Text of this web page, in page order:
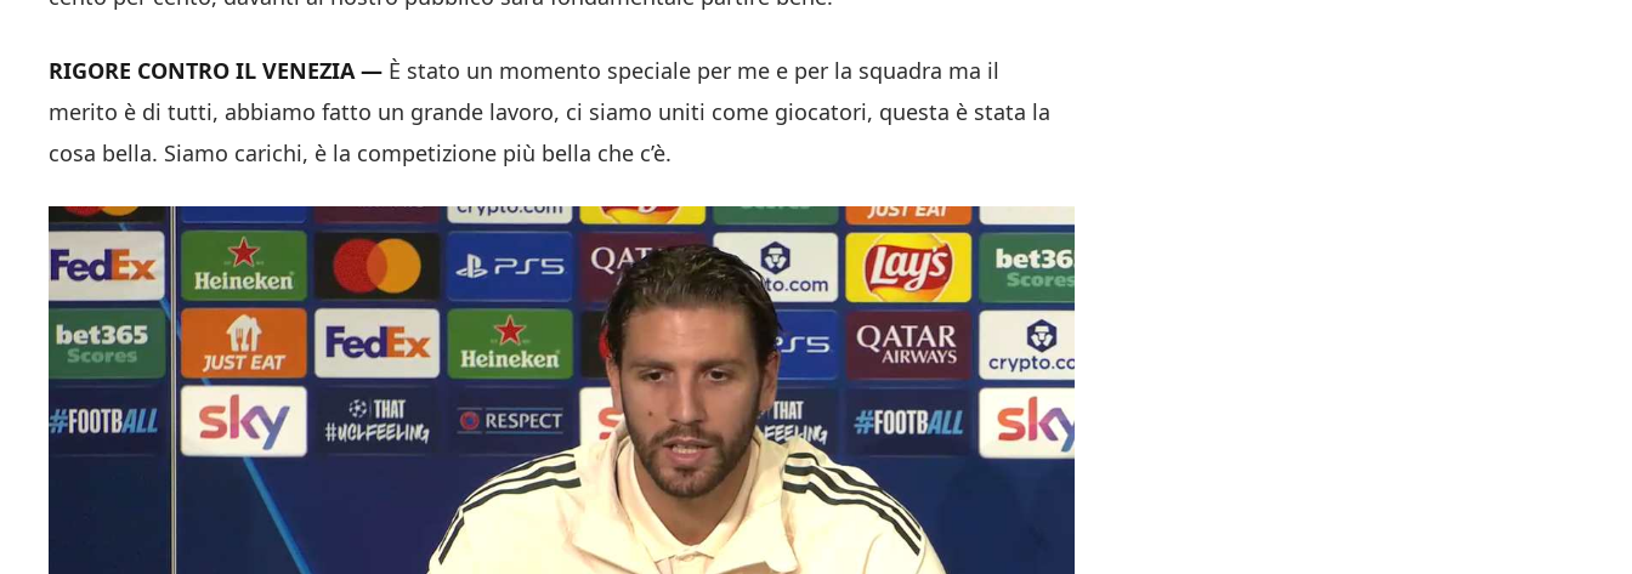
RIGORE CONTRO IL VENEZIA — È stato un momento speciale per me e per la squadra ma il
merito è di tutti, abbiamo fatto un grande lavoro, ci siamo uniti come giocatori, questa è stata la
cosa bella. Siamo carichi, è la competizione più bella che c’è.